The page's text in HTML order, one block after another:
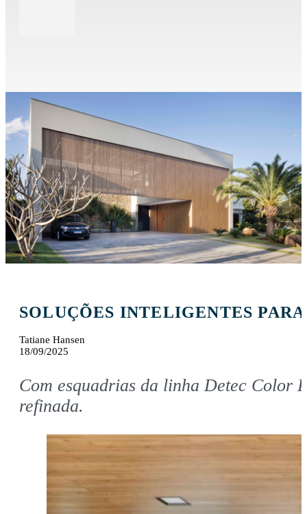
SOLUÇÕES INTELIGENTES
Tatiane Hansen
18/09/2025
Com esquadrias da linha Detec Color
refinada.